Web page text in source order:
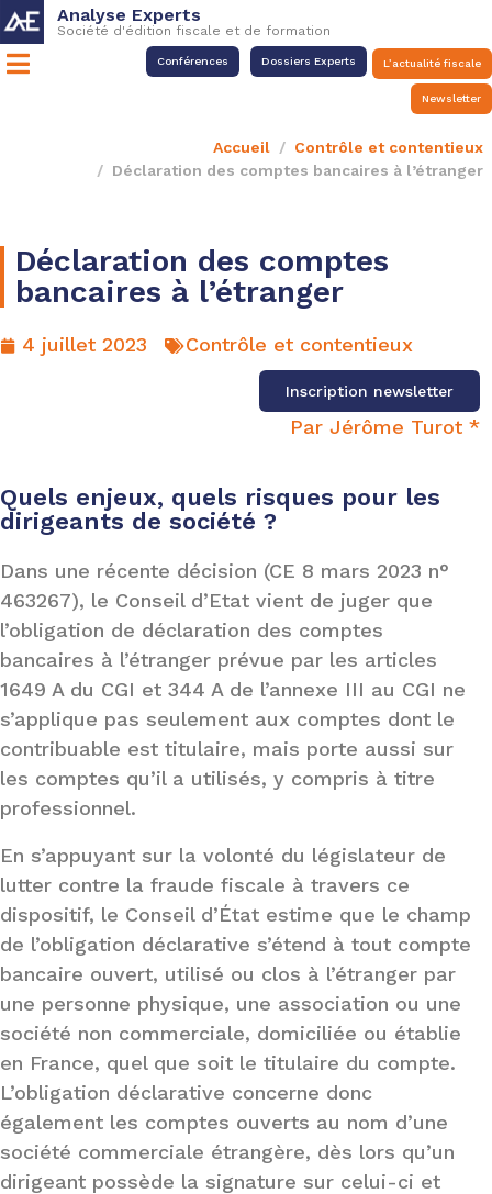
Analyse Experts
Société d'édition fiscale et de formation
Conférences Dossiers Experts L’actualité fiscale
Newsletter
Accueil
Contrôle et contentieux
Déclaration des comptes bancaires à l’étranger
Déclaration des comptes
bancaires à l’étranger
4 juillet 2023 Contrôle et contentieux
Inscription newsletter
Par Jérôme Turot *
Quels enjeux, quels risques pour les
dirigeants de société ?
Dans une récente décision (CE 8 mars 2023 n°
463267), le Conseil d’Etat vient de juger que
l’obligation de déclaration des comptes
bancaires à l’étranger prévue par les articles
1649 A du CGI et 344 A de l’annexe III au CGI ne
s’applique pas seulement aux comptes dont le
contribuable est titulaire, mais porte aussi sur
les comptes qu’il a utilisés, y compris à titre
professionnel.
En s’appuyant sur la volonté du législateur de
lutter contre la fraude fiscale à travers ce
dispositif, le Conseil d’État estime que le champ
de l’obligation déclarative s’étend à tout compte
bancaire ouvert, utilisé ou clos à l’étranger par
une personne physique, une association ou une
société non commerciale, domiciliée ou établie
en France, quel que soit le titulaire du compte.
L’obligation déclarative concerne donc
également les comptes ouverts au nom d’une
société commerciale étrangère, dès lors qu’un
dirigeant possède la signature sur celui-ci et